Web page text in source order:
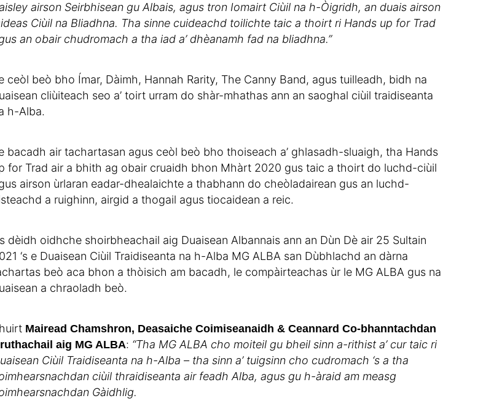
airson Seirbhisean gu Albais, agus tron Iomairt Ciùil na h-Òigridh, an duais airson
Ciùil na Bliadhna. Tha sinne cuideachd toilichte taic a thoirt ri Hands up for Trad
an obair chudromach a tha iad a’ dhèanamh fad na bliadhna.”
ceòl beò bho Ímar, Dàimh, Hannah Rarity, The Canny Band, agus tuilleadh, bidh na
cliùiteach seo a’ toirt urram do shàr-mhathas ann an saoghal ciùil traidiseanta
h-Alba.
bacadh air tachartasan agus ceòl beò bho thoiseach a’ ghlasadh-sluaigh, tha Hands
for Trad air a bhith ag obair cruaidh bhon Mhàrt 2020 gus taic a thoirt do luchd-ciùil
airson ùrlaran eadar-dhealaichte a thabhann do cheòladairean gus an luchd-
a ruighinn, airgid a thogail agus tiocaidean a reic.
dèidh oidhche shoirbheachail aig Duaisean Albannais ann an Dùn Dè air 25 Sultain
‘s e Duaisean Ciùil Traidiseanta na h-Alba MG ALBA san Dùbhlachd an dàrna
beò aca bhon a thòisich am bacadh, le compàirteachas ùr le MG ALBA gus na
a chraoladh beò.
Mairead Chamshron, Deasaiche Coimiseanaidh & Ceannard Co-bhanntachdan
aig MG ALBA: “Tha MG ALBA cho moiteil gu bheil sinn a-rithist a’ cur taic ri
Ciùil Traidiseanta na h-Alba – tha sinn a’ tuigsinn cho cudromach ‘s a tha
ciùil thraidiseanta air feadh Alba, agus gu h-àraid am measg
Gàidhlig.